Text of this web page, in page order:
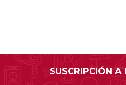
SUSCRIPCIÓN A